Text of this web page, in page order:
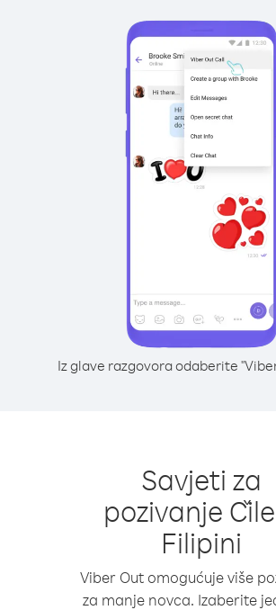
Iz glave razgovora odaberite
Savjeti za
pozivanje
Filipini
Viber Out omogućuje više
za manje novca. Izaberite